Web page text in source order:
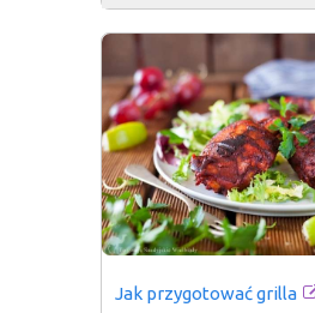
Jak przygotować grilla